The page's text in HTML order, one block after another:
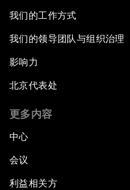
我们的工作方式
我们的领导团队与组织治理
影响力
北京代表处
更多内容
中心
会议
利益相关方